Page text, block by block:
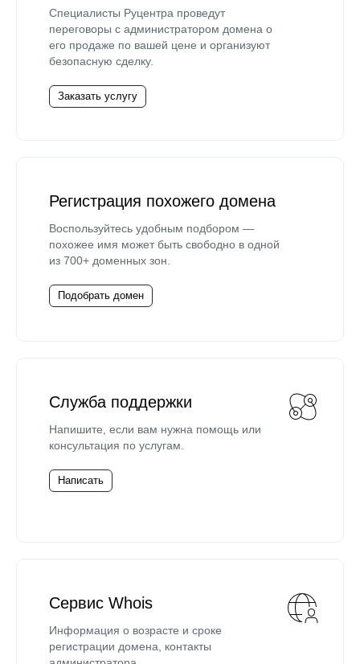
Специалисты Руцентра проведут
переговоры с администратором домена о
его продаже по вашей цене и организуют
безопасную сделку.
Заказать услугу
Регистрация похожего домена
Воспользуйтесь удобным подбором —
похожее имя может быть свободно в одной
из 700+ доменных зон.
Подобрать домен
Служба поддержки
Напишите, если вам нужна помощь или
консультация по услугам.
Написать
Сервис Whois
Информация о возрасте и сроке
регистрации домена, контакты